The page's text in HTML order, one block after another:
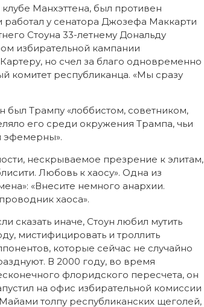
Манхэттена, был противен
у сенатора Джозефа Маккарти
Стоуна 33-летнему Дональду
избирательной кампании
но счел за благо одновременно
комитет республиканца. «Мы сразу
был Трампу «лоббистом, советником,
его среди окружения Трампа, чьи
эфемерны».
нескрываемое презрение к элитам,
Любовь к хаосу». Одна из
«Внесите немного анархии.
хаоса».
сказать иначе, Стоун любил мутить
мистифицировать и троллить
которые сейчас не случайно
В 2000 году, во время
флоридского пересчета, он
на офис избирательной комиссии
толпу республиканских щеголей,